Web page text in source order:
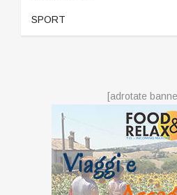
SPORT
[adrotate